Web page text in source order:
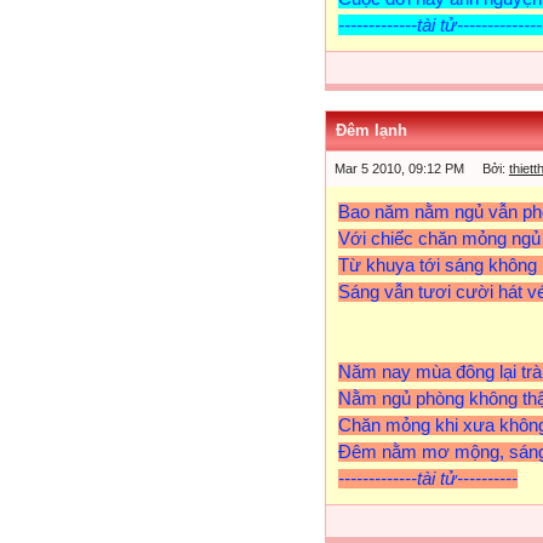
-------------tài
Đêm lạnh
Mar 5 2010, 09:12 PM Bởi:
Bao năm nằm ngủ vẫn
Với chiếc chăn mỏng
Từ khuya tới sáng không
Sáng vẫn tươi cười hát
Năm nay mùa đông lại
Nằm ngủ phòng không
Chăn mỏng khi xưa
Đêm nằm mơ mộng,
-------------tài tử----------